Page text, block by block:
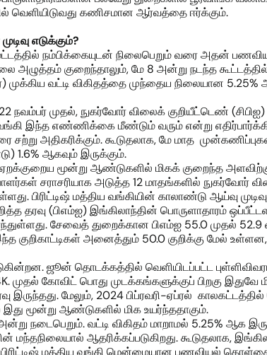
வெளியிடுவது கணிசமான ஆர்வத்தை ஈர்க்கும்.
எடுக்கும்?
நம்பிக்கையுடன் நிலைபெறும் வரை அதன்
அழுத்தம் குறைந்தாலும், மே 8 அன்று நடந்த
வட்டி விகிதத்தை முந்தைய நிலையான 5.25%
முதல், நுகர்வோர் விலைக் குறியீட்டெண் (சிபிஐ)
வங்கி இந்த எண்ணிக்கை மீண்டும் வரும் என்று
அதிகரிக்கும். கூடுதலாக, மே மாத
1.6% ஆகவும் இருக்கும்.
ஏறக்குறைய மூன்று ஆண்டுகளில் மிகக் குறைந்த
சராசரியாக அடுத்த 12 மாதங்களில் நுகர்வோர்
பிரிட்டிஷ் மத்திய வங்கியின் காலாண்டு ஆய்வு
தரவு (பிஎம்ஐ) இங்கிலாந்தின் பொருளாதாரம்
சேவைத் துறைக்கான பிஎம்ஐ 55.0 முதல் 52.9
குறிகாட்டிகள் அனைத்தும் 50.0 குறிக்கு மேல்
ஜூன் தொடக்கத்தில் வெளியிடப்பட்ட
முதல் கோவிட் பொது முடக்கங்களுக்குப் பிறகு இதுவே
இருந்தது. மேலும், 2024 பிப்ரவரி-ஏப்ரல்
மூன்று ஆண்டுகளில் மிக உயர்ந்ததாகும்.
நடைபெறும். வட்டி விகிதம் மாறாமல் 5.25% ஆக
ஆதரிக்கப்படுகிறது. கூடுதலாக,
மத்திய வங்கி மென்மையான பணவியல்